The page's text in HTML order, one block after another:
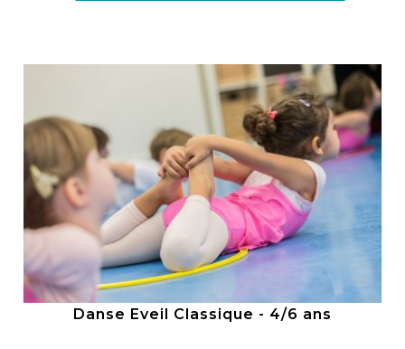
Danse Eveil Classique - 4/6 ans